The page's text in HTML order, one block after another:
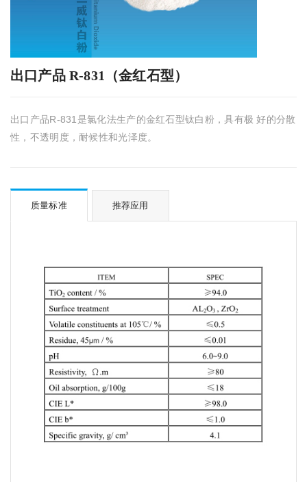
出口产品 R-831（金红石型）
出口产品R-831是氯化法生产的金红石型钛白粉，具有极 好的分散
性，不透明度，耐候性和光泽度。
质量标准 推荐应用